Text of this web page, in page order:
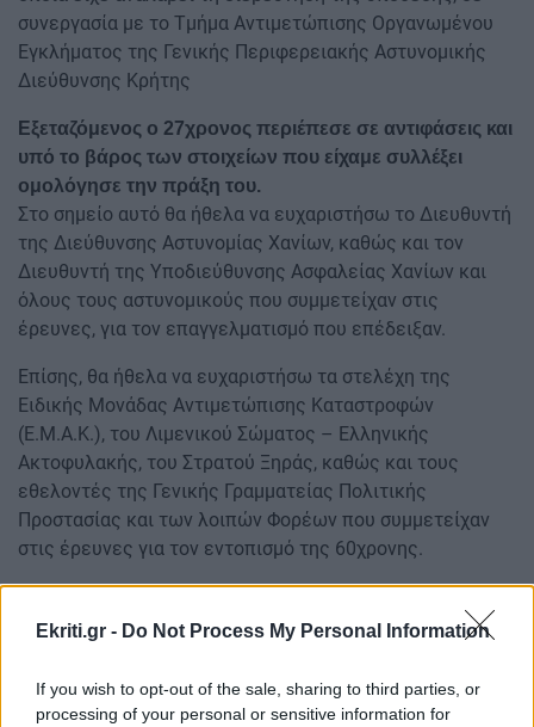
Ekriti.gr - Do Not Process My Personal Information
If you wish to opt-out of the sale, sharing to third parties, or
processing of your personal or sensitive information for
συνεργασία με το Τμήμα Αντιμετώπισης Οργανωμένου
Εγκλήματος της Γενικής Περιφερειακής Αστυνομικής
Διεύθυνσης Κρήτης
Εξεταζόμενος ο 27χρονος περιέπεσε σε αντιφάσεις και
υπό το βάρος των στοιχείων που είχαμε συλλέξει
ομολόγησε την πράξη του.
Στο σημείο αυτό θα ήθελα να ευχαριστήσω το Διευθυντή
της Διεύθυνσης Αστυνομίας Χανίων, καθώς και τον
Διευθυντή της Υποδιεύθυνσης Ασφαλείας Χανίων και
όλους τους αστυνομικούς που συμμετείχαν στις
έρευνες, για τον επαγγελματισμό που επέδειξαν.
Επίσης, θα ήθελα να ευχαριστήσω τα στελέχη της
Ειδικής Μονάδας Αντιμετώπισης Καταστροφών
(Ε.Μ.Α.Κ.), του Λιμενικού Σώματος – Ελληνικής
Ακτοφυλακής, του Στρατού Ξηράς, καθώς και τους
εθελοντές της Γενικής Γραμματείας Πολιτικής
Προστασίας και των λοιπών Φορέων που συμμετείχαν
στις έρευνες για τον εντοπισμό της 60χρονης.
παρουσιάσει η Προϊσταμένη του Γραφείου Ενημέρωσης
Αστυνομικής Διεύθυνσης Κρήτης, Αστυνόμος Α’ Ελένη
Παπαθανασίου.